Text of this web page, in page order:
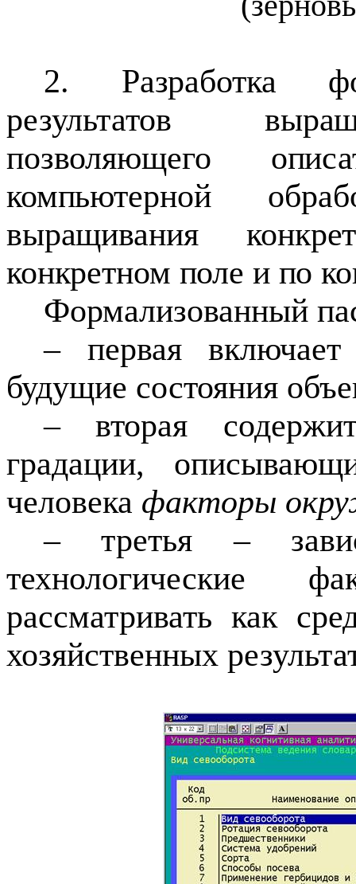
2. Разработка
результатов
позволяющего
компьютерной
выращивания
конкретном поле и по
Формализованный
– первая
будущие состояния
– вторая
градации,
человека факторы
– третья –
технологические
рассматривать как
хозяйственных